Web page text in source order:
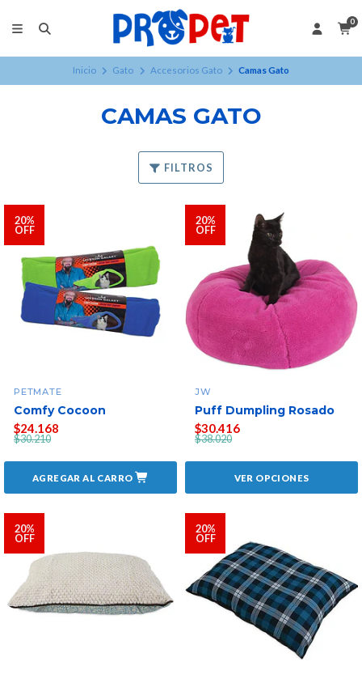
0
Inicio Gato Accesorios Gato Camas Gato
CAMAS GATO
FILTROS
20%
OFF
PETMATE
Comfy Cocoon
$24.168
$30.210
AGREGAR AL CARRO
20%
OFF
JW
Puff Dumpling Rosado
$30.416
$38.020
VER OPCIONES
20%
OFF
20%
OFF